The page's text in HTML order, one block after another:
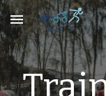
Skip to main